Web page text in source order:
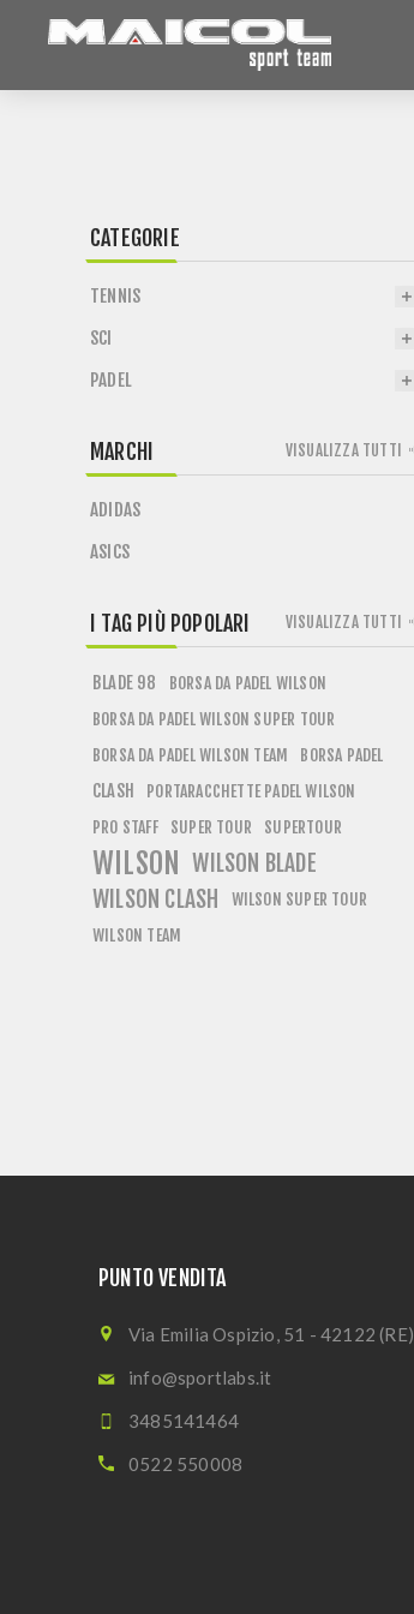
CATEGORIE
TENNIS
SCI
PADEL
MARCHI
ADIDAS
ASICS
VISUALIZZA TUTTI
I TAG PIÙ POPOLARI
BLADE 98
BORSA DA PADEL WILSON
BORSA DA PADEL WILSON SUPER TOUR
BORSA DA PADEL WILSON TEAM
BORSA PADEL
CLASH
PORTARACCHETTE PADEL WILSON
PRO STAFF
SUPER TOUR SUPERTOUR
WILSON
WILSON BLADE
WILSON CLASH
WILSON SUPER TOUR
WILSON TEAM
VISUALIZZA TUTTI
PUNTO VENDITA
Via Emilia Ospizio, 51 - 42122 (RE)
info@sportlabs.it
3485141464
0522 550008